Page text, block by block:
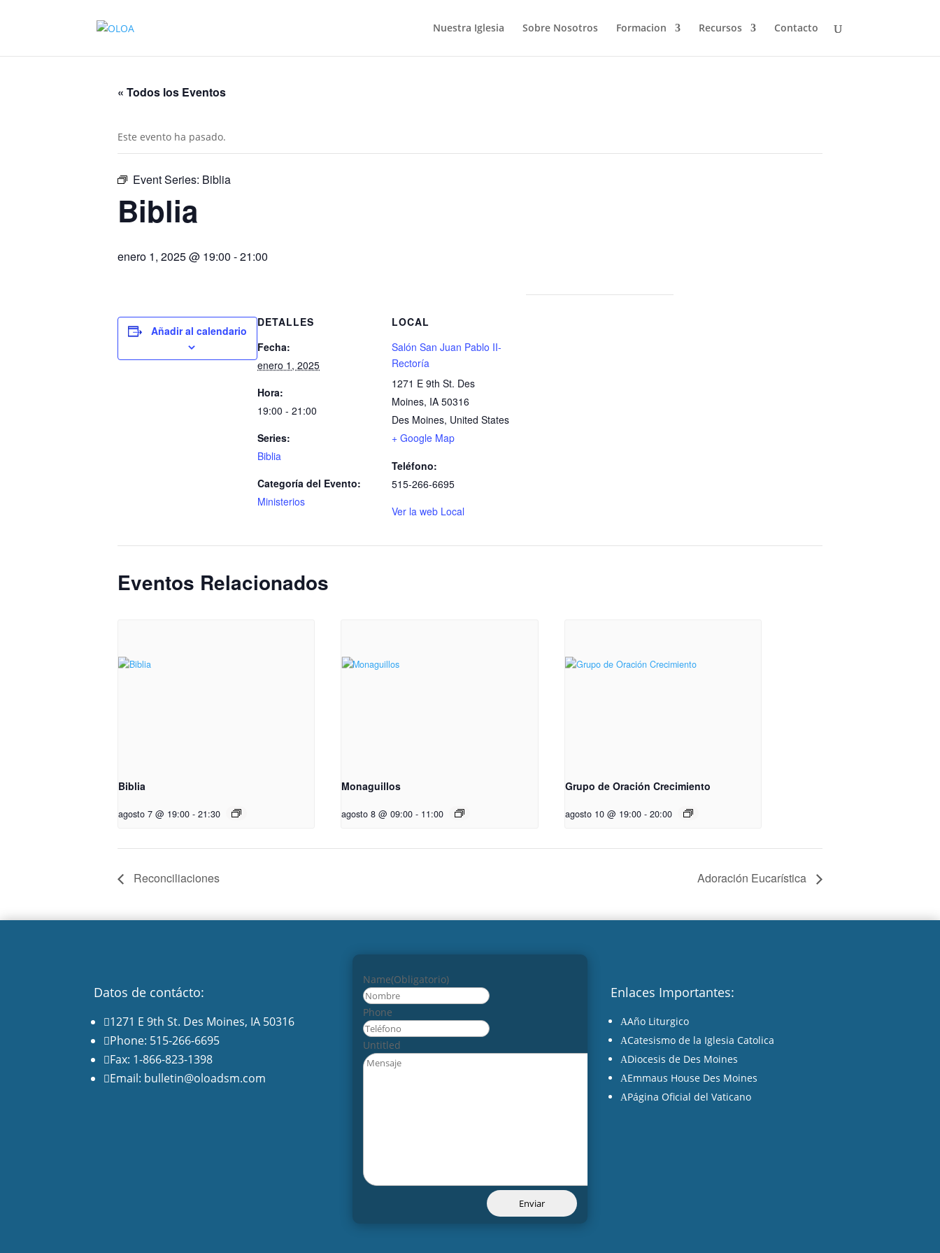
Nuestra Iglesia Sobre Nosotros Formacion Recursos Contacto
« Todos los Eventos
Este evento ha pasado.
Event Series: Biblia
Biblia
enero 1, 2025 @ 19:00 -21:00
Añadir al calendario
DETALLES
Fecha:
enero 1, 2025
Hora:
19:00 - 21:00
Series:
Biblia
Categoría del Evento:
Ministerios
LOCAL
Salón San Juan Pablo II-
Rectoría
1271 E 9th St. Des
Moines, IA 50316
Des Moines, United States
+ Google Map
Teléfono:
515-266-6695
Ver la web Local
Eventos Relacionados
Biblia
agosto 7 @ 19:00 - 21:30
Monaguillos
agosto 8 @ 09:00 - 11:00
Grupo de Oración Crecimiento
agosto 10 @ 19:00 - 20:00
Reconciliaciones Adoración Eucarística
Datos de contácto:
1271 E 9th St. Des Moines, IA 50316
Phone: 515-266-6695
Fax: 1-866-823-1398
Email: bulletin@oloadsm.com
Name(Obligatorio)
Nombre
Phone
Untitled
Enlaces Importantes:
AAño Liturgico
ACatesismo de la Iglesia Catolica
ADiocesis de Des Moines
AEmmaus House Des Moines
APágina Oficial del Vaticano